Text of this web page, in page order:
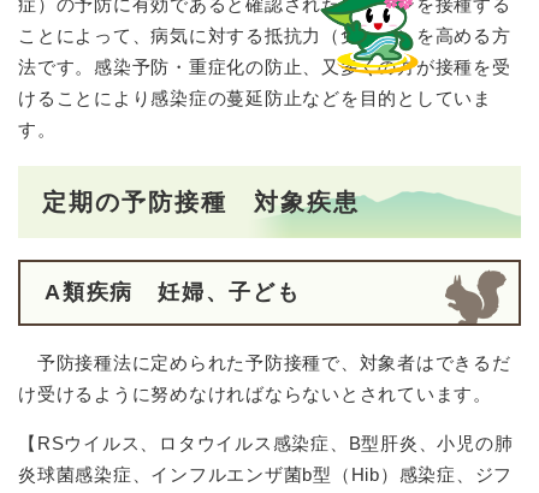
症）の予防に有効であると確認されたワクチンを接種する
ことによって、病気に対する抵抗力（免疫力）を高める方
法です。感染予防・重症化の防止、又多くの方が接種を受
けることにより感染症の蔓延防止などを目的としていま
す。
定期の予防接種 対象疾患
A類疾病 妊婦、子ども
予防接種法に定められた予防接種で、対象者はできるだ
け受けるように努めなければならないとされています。
【RSウイルス、ロタウイルス感染症、B型肝炎、小児の肺
炎球菌感染症、インフルエンザ菌b型（Hib）感染症、ジフ